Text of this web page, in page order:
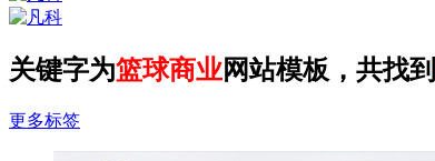
关键字为篮球商业网站模板，共找到
更多标签